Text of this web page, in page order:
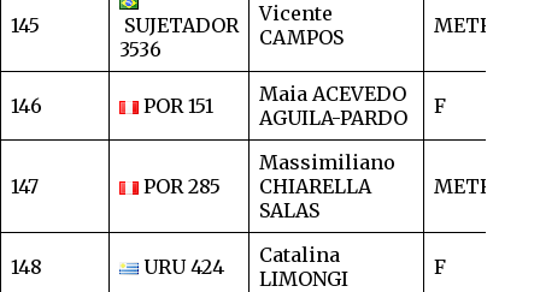
145
SUJETADOR
3536
Vicente
CAMPOS
METRO
146 POR 151
Maia ACEVEDO
AGUILA-PARDO
F
147 POR 285
Massimiliano
CHIARELLA
SALAS
METRO
148 URU 424
Catalina
LIMONGI
F